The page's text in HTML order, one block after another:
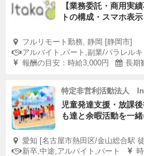
【業務委託・商用実
トの構成・スマホ表
フルリモート勤務, 静岡 [静岡市]
アルバイト,パート,副業/パラレル
報酬の目安：時給3,000円
長期
特定非営利活動法人
児童発達支援・放課
も達と余暇活動を一
愛知 [名古屋市熱田区/金山総合駅
新卒,中途,アルバイト,パート